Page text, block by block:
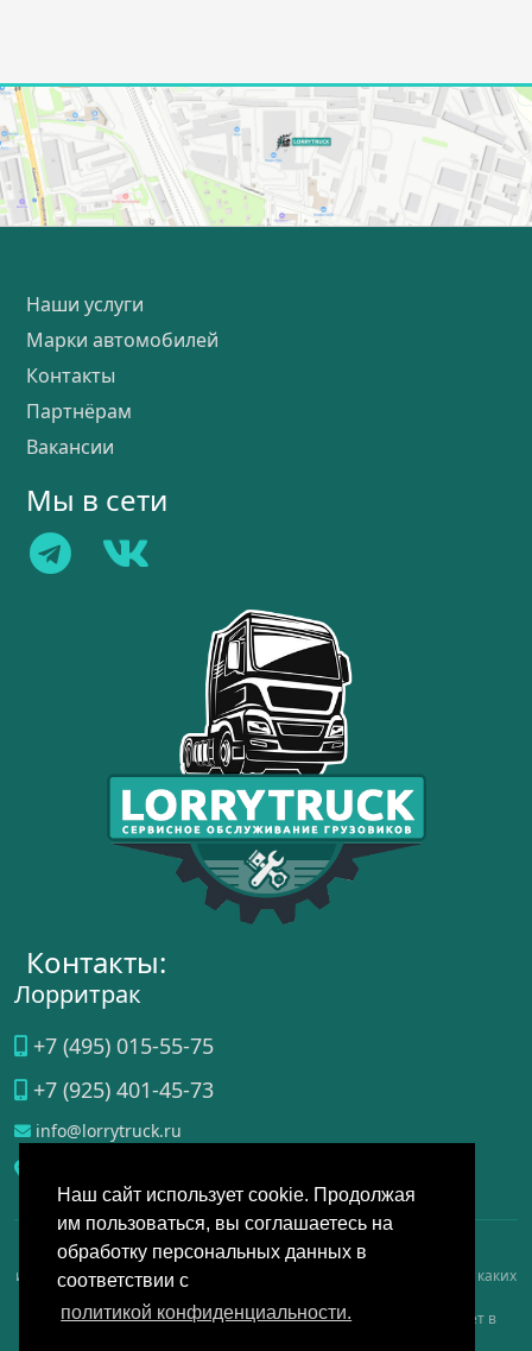
Наш сайт использует cookie. Продолжая
им пользоваться, вы соглашаетесь на
обработку персональных данных в
соответствии с
политикой конфиденциальности.
Наши услуги
Марки автомобилей
Контакты
Партнёрам
Вакансии
Мы в сети
Контакты:
Лорритрак
+7 (495) 015-55-75
+7 (925) 401-45-73
info@lorrytruck.ru
Данный интернет-сайт носит исключительно справочно-
информационный, аналитический, обзорный характер и ни при каких
положениями Статьи 437 Гражданского кодекса РФ, и не имеет в